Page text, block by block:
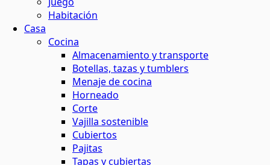
Habitación
Casa
Cocina
Almacenamiento y transporte
Botellas, tazas y tumblers
Menaje de cocina
Horneado
Corte
Vajilla sostenible
Cubiertos
Pajitas
Tapas y cubiertas